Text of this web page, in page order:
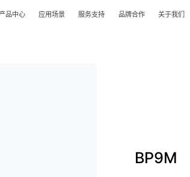
品中心 应用场景 服务支持 品牌合作 关于我们
BP9M